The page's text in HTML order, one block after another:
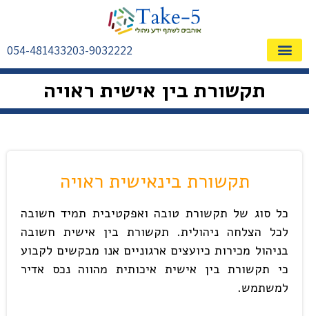
03-9032222
054-4814332
תקשורת בין אישית ראויה
תקשורת בינאישית ראויה
כל סוג של תקשורת טובה ואפקטיבית תמיד חשובה
לכל הצלחה ניהולית. תקשורת בין אישית חשובה
בניהול מכירות כיועצים ארגוניים אנו מבקשים לקבוע
כי תקשורת בין אישית איכותית מהווה נכס אדיר
למשתמש.